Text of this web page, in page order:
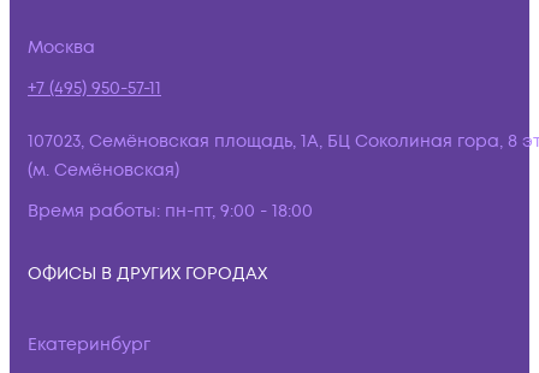
Москва
+7 (495) 950-57-11
107023, Семёновская площадь, 1А, БЦ Соколиная гора, 8
(м. Семёновская)
Время работы: пн-пт, 9:00 - 18:00
ОФИСЫ В ДРУГИХ ГОРОДАХ
Екатеринбург